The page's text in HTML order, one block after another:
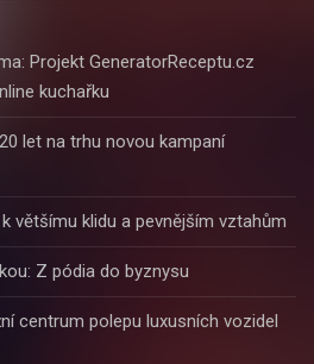
Projekt GeneratorReceptu.cz
kuchařku
let na trhu novou kampaní
většímu klidu a pevnějším vztahům
Z pódia do byznysu
centrum polepu luxusních vozidel